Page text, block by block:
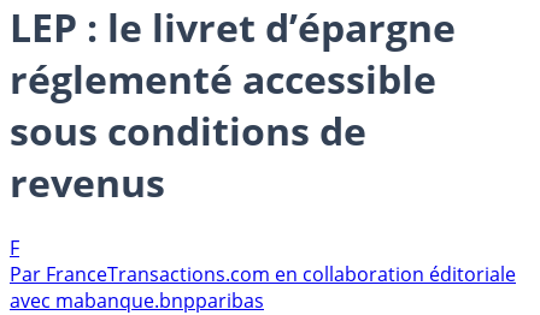
LEP : le livret d’épargne
réglementé accessible
sous conditions de
revenus
F
Par FranceTransactions.com en collaboration éditoriale
avec mabanque.bnpparibas